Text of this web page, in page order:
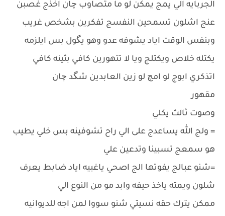
الجربايه الي يمج يمكن لو ما متصاوب چان اخذج غصبن
عنج اشلون تسمحين النفسج تفكرين بشخص غريب
وبنفس الوقت اياد يشوفه عدو وهو يگول بس ايلزمه
يكتله خلاص ويكتلج ويا لا تتهورين كافي بثينه كافي
اتذكري ابوج لو امچ لو زين العابدين شگد چان
مقهور
وصوت ثالث يكلي
= ولج الله يساعدج على الي راح تشوفينه بس خلي يطيب
هو سمعج تسبينا وتدعين علي
=شنو عبالج يفوتها الج اصحي ياغبيه اياد ضابط يعرف
شلون ويمته ياخذ حيفه وابد مو من النوع الي
ممكن يترك حقه نسيتي شنو سووا لمن اجه للديوانيه